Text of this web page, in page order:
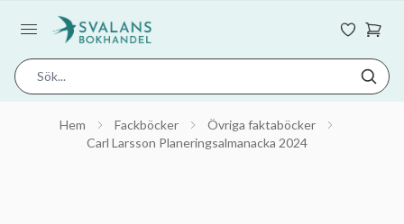
Hem Fackböcker
Övriga faktaböcker
Carl Larsson Planeringsalmanacka 2024